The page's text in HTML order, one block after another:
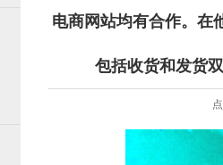
电商网站均有合作。
包括收货和发货